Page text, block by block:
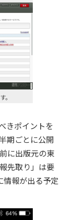
。
きポイントを
期ごとに公開
に出版元の東
先取り」は要
情報が出る予定